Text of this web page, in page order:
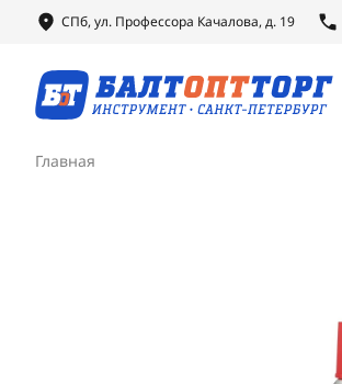
СПб, ул. Профессора Качалова, д. 19
Главная